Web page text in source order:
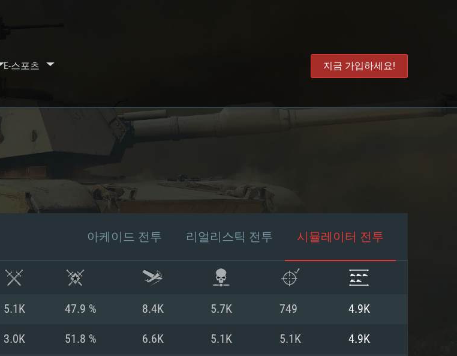
E-스포츠 지금 가입하세요!
아케이드 전투 리얼리스틱 전투 시뮬레이터 전투
5.1K 47.9 % 8.4K 5.7K 749 4.9K
3.0K 51.8 % 6.6K 5.1K 5.1K 4.9K